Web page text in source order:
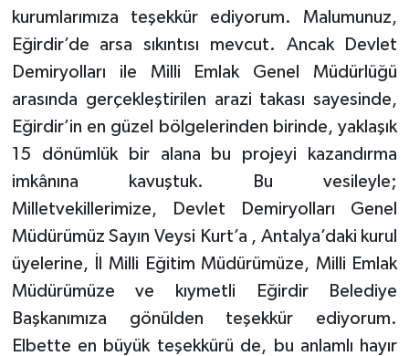
kurumlarımıza teşekkür ediyorum. Malumunuz,
Eğirdir’de arsa sıkıntısı mevcut. Ancak Devlet
Demiryolları ile Milli Emlak Genel Müdürlüğü
arasında gerçekleştirilen arazi takası sayesinde,
Eğirdir’in en güzel bölgelerinden birinde, yaklaşık
15 dönümlük bir alana bu projeyi kazandırma
imkânına kavuştuk. Bu vesileyle;
Milletvekillerimize, Devlet Demiryolları Genel
Müdürümüz Sayın Veysi Kurt’a , Antalya’daki kurul
üyelerine, İl Milli Eğitim Müdürümüze, Milli Emlak
Müdürümüze ve kıymetli Eğirdir Belediye
Başkanımıza gönülden teşekkür ediyorum.
Elbette en büyük teşekkürü de, bu anlamlı hayır